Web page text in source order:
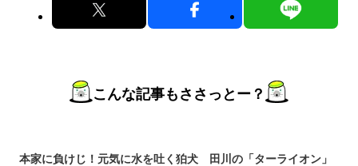
こんな記事もささっとー？
本家に負けじ！元気に水を吐く狛犬 田川の「ターライオン」